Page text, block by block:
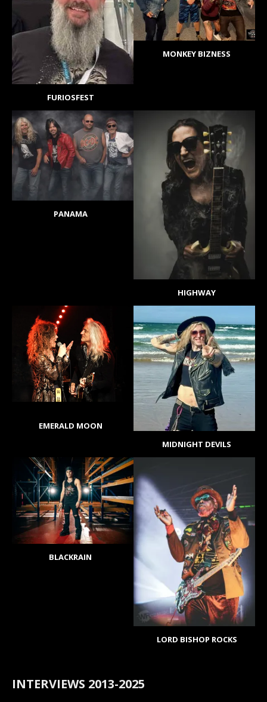
FURIOSFEST
MONKEY BIZNESS
PANAMA
HIGHWAY
EMERALD MOON
MIDNIGHT DEVILS
BLACKRAIN
LORD BISHOP ROCKS
INTERVIEWS 2013-2025